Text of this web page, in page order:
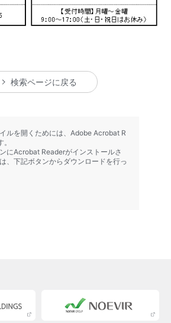
検索ページに戻る
ルを開くためには、Adobe Acrobat R
にAcrobat Readerがインストールさ
、下記ボタンからダウンロードを行っ